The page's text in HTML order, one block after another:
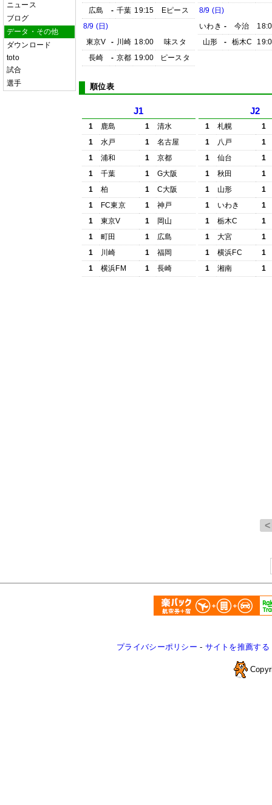
ニュース
ブログ
データ・その他
ダウンロード
toto
試合
選手
広島
- 千葉 19:15
Eピース
8/9 (日)
東京V
- 川崎 18:00
味スタ
長崎
- 京都 19:00 ピースタ
8/9 (日)
いわき - 今治
山形
- 栃木C
順位表
J1
1 鹿島 1
清水
1
水戸 1
名古屋
1
浦和 1
京都
1
千葉 1
G大阪
1
柏 1
C大阪
1
FC東京 1
神戸
1
東京V 1
岡山
1
町田 1
広島
1
川崎 1
福岡
1
横浜FM 1 長崎
J2
1 札幌
1
1
八戸
1
1
仙台
1
1
秋田
1
1
山形
1
1
いわき
1
1
栃木C
1
1
大宮
1
1
横浜FC
1
1
湘南 1
プライバシーポリシー - サイトを推薦する